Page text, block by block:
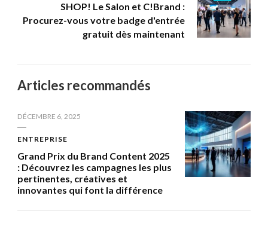
SHOP! Le Salon et C!Brand :
Procurez-vous votre badge d'entrée
gratuit dès maintenant
Articles recommandés
DÉCEMBRE 6, 2025
ENTREPRISE
Grand Prix du Brand Content 2025
: Découvrez les campagnes les plus
pertinentes, créatives et
innovantes qui font la différence